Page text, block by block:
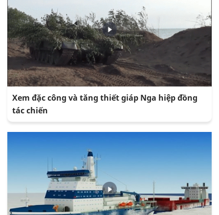
Xem đặc công và tăng thiết giáp Nga hiệp đồng
tác chiến